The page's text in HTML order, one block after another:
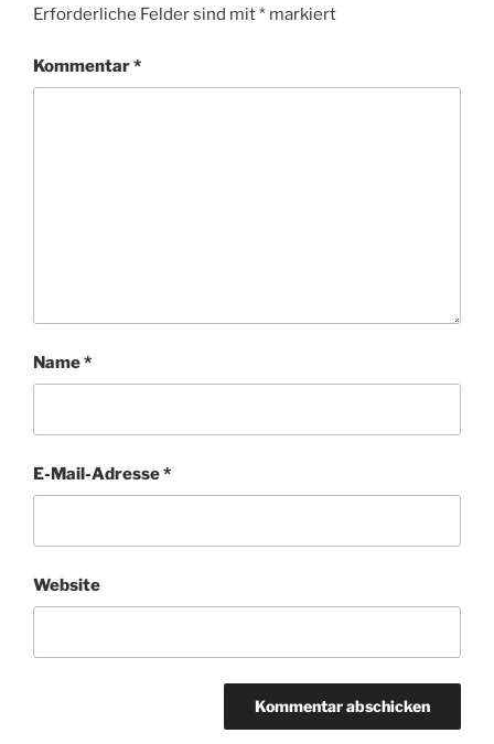
Erforderliche Felder sind mit* markiert
Kommentar*
Name*
E-Mail-Adresse*
Website